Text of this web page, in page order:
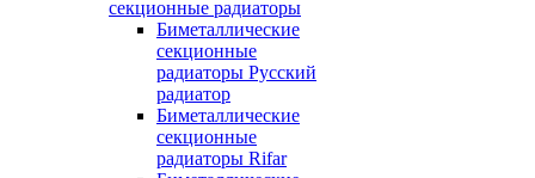
секционные радиаторы
Биметаллические
секционные
радиаторы Русский
радиатор
Биметаллические
секционные
радиаторы Rifar